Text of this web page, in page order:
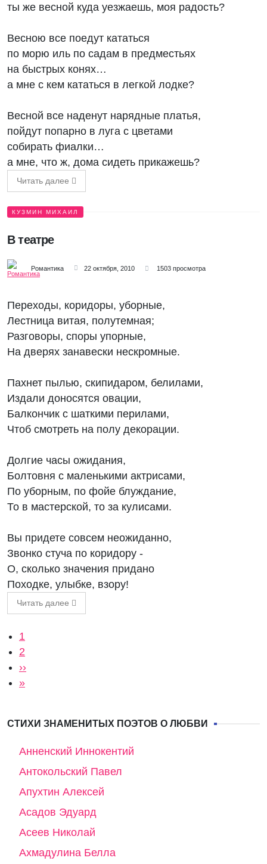
ты же весной куда уезжаешь, моя радость?
Весною все поедут кататься
по морю иль по садам в предместьях
на быстрых конях…
а мне с кем кататься в легкой лодке?
Весной все наденут нарядные платья,
пойдут попарно в луга с цветами
собирать фиалки…
а мне, что ж, дома сидеть прикажешь?
Читать далее
КУЗМИН МИХАИЛ
В театре
Романтика 22 октября, 2010 1503 просмотра
Переходы, коридоры, уборные,
Лестница витая, полутемная;
Разговоры, споры упорные,
На дверях занавески нескромные.
Пахнет пылью, скипидаром, белилами,
Издали доносятся овации,
Балкончик с шаткими перилами,
Чтоб смотреть на полу декорации.
Долгие часы ожидания,
Болтовня с маленькими актрисами,
По уборным, по фойе блуждание,
То в мастерской, то за кулисами.
Вы придете совсем неожиданно,
Звонко стуча по коридору -
О, сколько значения придано
Походке, улыбке, взору!
Читать далее
Нумерация страниц
Текущая страница
1
Страница
2
Следующая страница
››
Последняя страница
»
СТИХИ ЗНАМЕНИТЫХ ПОЭТОВ О ЛЮБВИ
Анненский Иннокентий
Антокольский Павел
Апухтин Алексей
Асадов Эдуард
Асеев Николай
Ахмадулина Белла